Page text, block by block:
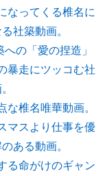
なってくる椎名に
社築動画。
の「愛の捏造」
暴走にツッコむ社
椎名唯華動画。
マスより仕事を優
ある動画。
る命がけのギャン